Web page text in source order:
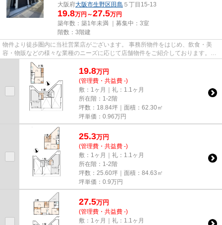
大阪府大阪市生野区田島 ５丁目15-13
19.8万円～27.5万円
築年数：築1年未満 ｜募集中： 3室
階数：3階建
物件より徒歩圏内に当社営業店がございます。 事務所物件をはじめ、飲食・美
容・物販などの様々な業種のニーズに応じて店舗物件をご紹介しております。
尚、弊社ではおとり広告は一切...
19.8万円
(管理費・共益費 -)
敷：1ヶ月｜礼：1.1ヶ月
所在階：1-2階
坪数：18.84坪｜面積：62.30㎡
坪単価： 0.96万円
25.3万円
(管理費・共益費 -)
敷：1ヶ月｜礼：1.1ヶ月
所在階：1-2階
坪数：25.60坪｜面積：84.63㎡
坪単価： 0.9万円
27.5万円
(管理費・共益費 -)
敷：1ヶ月｜礼：1.1ヶ月